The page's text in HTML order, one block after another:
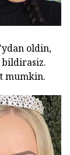
oldin,
mumkin.